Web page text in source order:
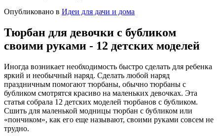
Опубликовано в Идеи для дачи и дома
Тюрбан для девочки с бубликом
своими руками - 12 детских моделей
Иногда возникает необходимость быстро сделать для ребенка
яркий и необычный наряд. Сделать любой наряд
праздничным помогают тюрбаны, обычно тюрбаны с
бубликом смотрятся красиво на маленьких девочках. Эта
статья собрала 12 детских моделей тюрбанов с бубликом.
Сшить для маленькой модницы тюрбан с бубликом или
«пончиком», как его еще называют, своими руками совсем не
трудно.